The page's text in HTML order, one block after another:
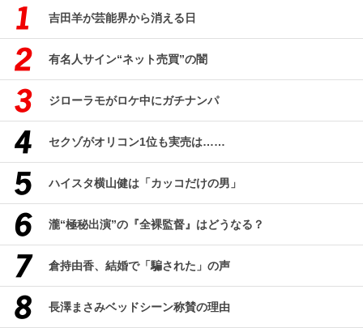
吉田羊が芸能界から消える日
有名人サイン“ネット売買”の闇
ジローラモがロケ中にガチナンパ
セクゾがオリコン1位も実売は……
ハイスタ横山健は「カッコだけの男」
瀧“極秘出演”の『全裸監督』はどうなる？
倉持由香、結婚で「騙された」の声
長澤まさみベッドシーン称賛の理由